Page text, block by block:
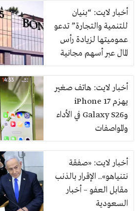
أخبار لايت: “بنيان
للتنمية والتجارة” تدعو
عموميتها لزيادة رأس
المال عبر أسهم مجانية
بنسبة 10%
أخبار لايت: هاتف صغير
يهزم iPhone 17
وGalaxy S26 في الأداء
والمواصفات
أخبار لايت: «صفقة
نتنياهو».. الإقرار بالذنب
مقابل العفو – أخبار
السعودية